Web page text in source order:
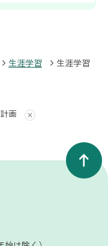
生涯学習
生涯学習
画